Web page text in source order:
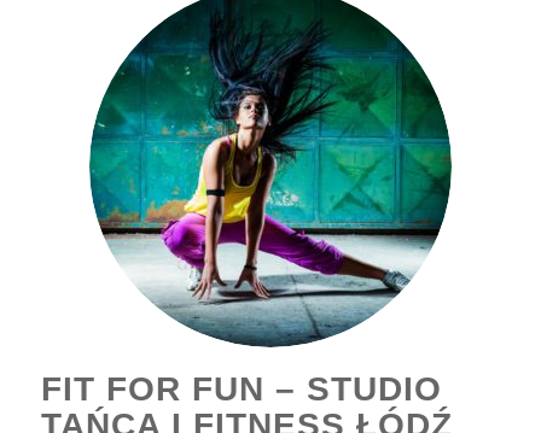
FIT FOR FUN – STUDIO
TAŃCA I FITNESS ŁÓDŹ